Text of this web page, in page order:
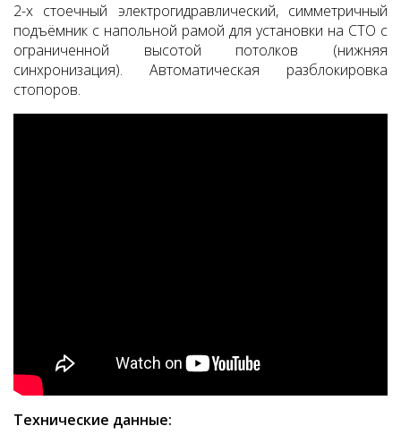
2-х стоечный электрогидравлический, симметричный
подъёмник с напольной рамой для установки на СТО с
ограниченной высотой потолков (нижняя
синхронизация). Автоматическая разблокировка
стопоров.
Технические данные: